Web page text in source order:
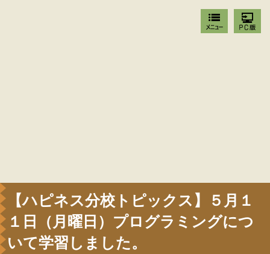
【ハピネス分校トピックス】５月１
１日（月曜日）プログラミングにつ
いて学習しました。